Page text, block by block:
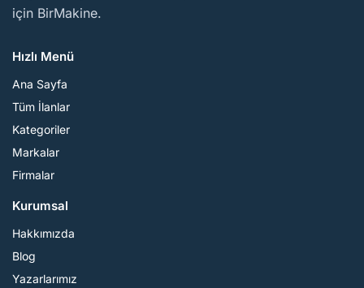
için BirMakine.
Hızlı Menü
Ana Sayfa
Tüm İlanlar
Kategoriler
Markalar
Firmalar
Kurumsal
Hakkımızda
Blog
Yazarlarımız